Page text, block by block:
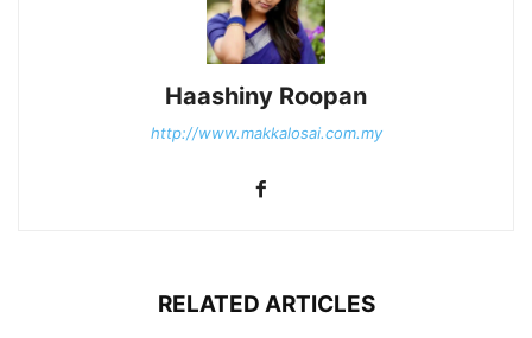
Haashiny Roopan
http://www.makkalosai.com.my
RELATED ARTICLES